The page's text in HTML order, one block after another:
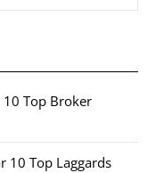
10 Top Broker
10 Top Laggards